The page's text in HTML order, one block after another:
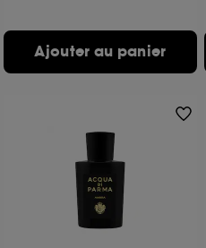
Ajouter au panier